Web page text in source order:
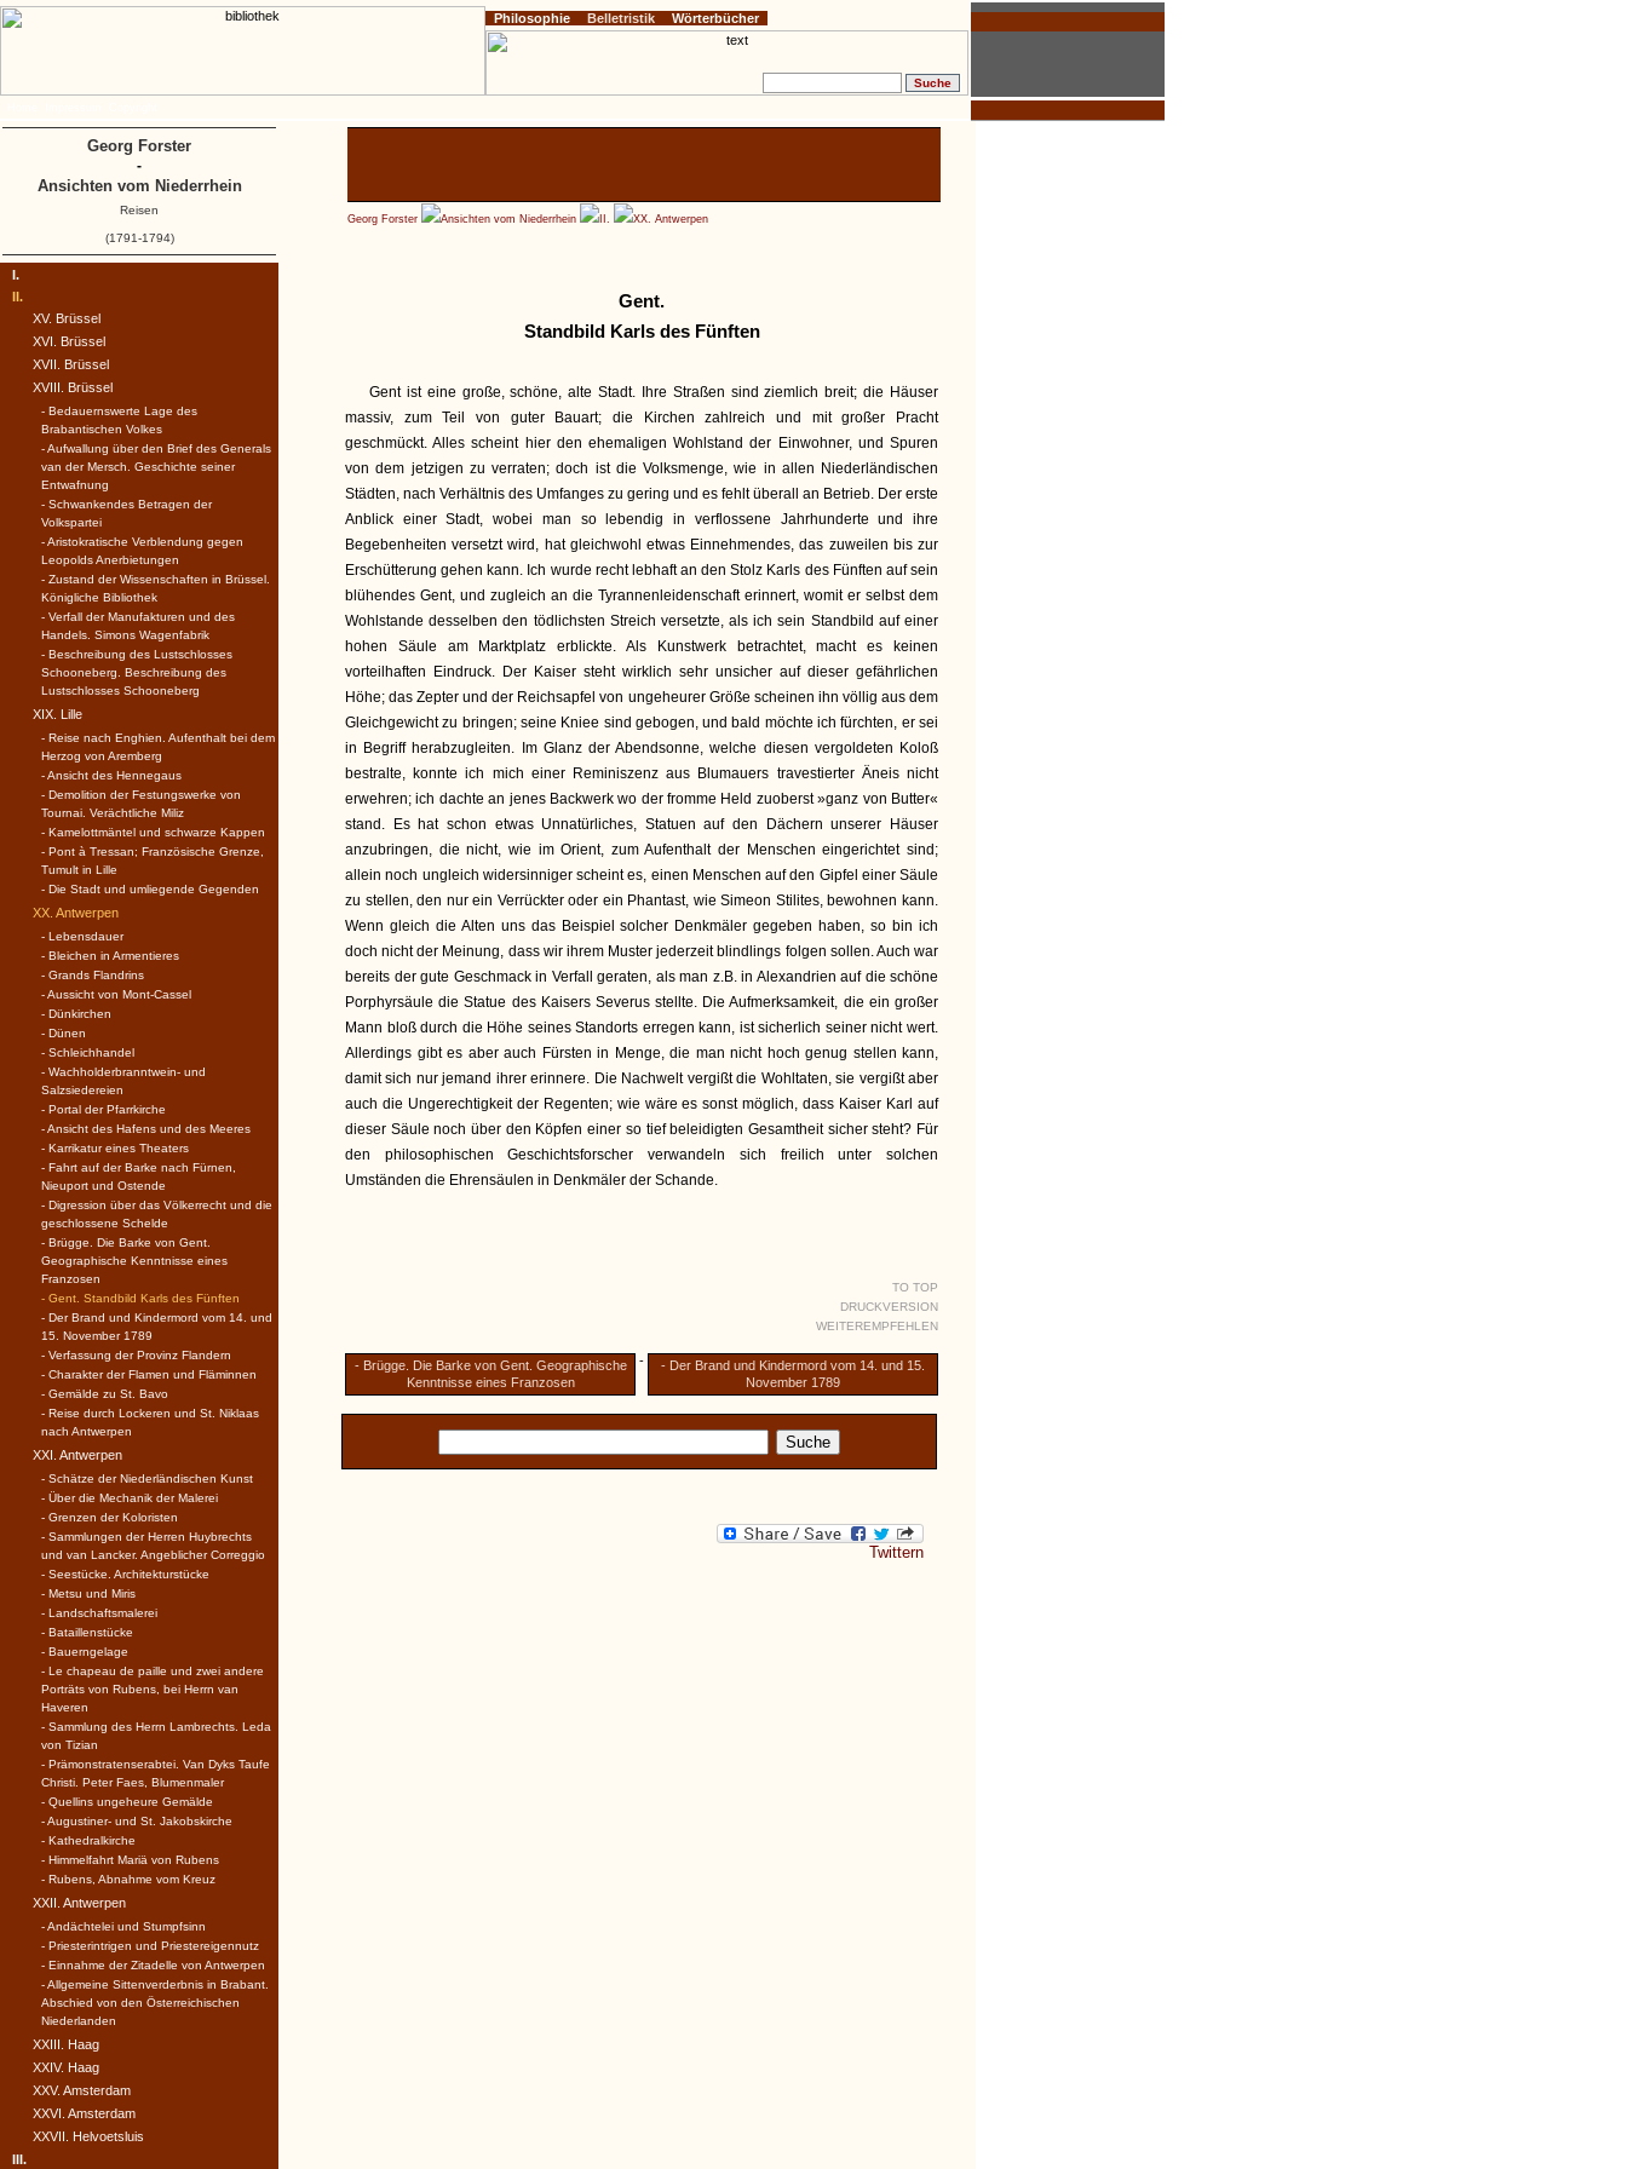
Georg Forster Ansichten vom Niederrhein II. XX. Antwerpen
Gent.
Standbild Karls des Fünften
Gent ist eine große, schöne, alte Stadt. Ihre Straßen sind ziemlich breit; die Häuser
massiv, zum Teil von guter Bauart; die Kirchen zahlreich und mit großer Pracht
geschmückt. Alles scheint hier den ehemaligen Wohlstand der Einwohner, und Spuren
von dem jetzigen zu verraten; doch ist die Volksmenge, wie in allen Niederländischen
Städten, nach Verhältnis des Umfanges zu gering und es fehlt überall an Betrieb. Der erste
Anblick einer Stadt, wobei man so lebendig in verflossene Jahrhunderte und ihre
Begebenheiten versetzt wird, hat gleichwohl etwas Einnehmendes, das zuweilen bis zur
Erschütterung gehen kann. Ich wurde recht lebhaft an den Stolz Karls des Fünften auf sein
blühendes Gent, und zugleich an die Tyrannenleidenschaft erinnert, womit er selbst dem
Wohlstande desselben den tödlichsten Streich versetzte, als ich sein Standbild auf einer
hohen Säule am Marktplatz erblickte. Als Kunstwerk betrachtet, macht es keinen
vorteilhaften Eindruck. Der Kaiser steht wirklich sehr unsicher auf dieser gefährlichen
Höhe; das Zepter und der Reichsapfel von ungeheurer Größe scheinen ihn völlig aus dem
Gleichgewicht zu bringen; seine Kniee sind gebogen, und bald möchte ich fürchten, er sei
in Begriff herabzugleiten. Im Glanz der Abendsonne, welche diesen vergoldeten Koloß
bestralte, konnte ich mich einer Reminiszenz aus Blumauers travestierter Äneis nicht
erwehren; ich dachte an jenes Backwerk wo der fromme Held zuoberst »ganz von Butter«
stand. Es hat schon etwas Unnatürliches, Statuen auf den Dächern unserer Häuser
anzubringen, die nicht, wie im Orient, zum Aufenthalt der Menschen eingerichtet sind;
allein noch ungleich widersinniger scheint es, einen Menschen auf den Gipfel einer Säule
zu stellen, den nur ein Verrückter oder ein Phantast, wie Simeon Stilites, bewohnen kann.
Wenn gleich die Alten uns das Beispiel solcher Denkmäler gegeben haben, so bin ich
doch nicht der Meinung, dass wir ihrem Muster jederzeit blindlings folgen sollen. Auch war
bereits der gute Geschmack in Verfall geraten, als man z.B. in Alexandrien auf die schöne
Porphyrsäule die Statue des Kaisers Severus stellte. Die Aufmerksamkeit, die ein großer
Mann bloß durch die Höhe seines Standorts erregen kann, ist sicherlich seiner nicht wert.
Allerdings gibt es aber auch Fürsten in Menge, die man nicht hoch genug stellen kann,
damit sich nur jemand ihrer erinnere. Die Nachwelt vergißt die Wohltaten, sie vergißt aber
auch die Ungerechtigkeit der Regenten; wie wäre es sonst möglich, dass Kaiser Karl auf
dieser Säule noch über den Köpfen einer so tief beleidigten Gesamtheit sicher steht? Für
den philosophischen Geschichtsforscher verwandeln sich freilich unter solchen
Umständen die Ehrensäulen in Denkmäler der Schande.
TO TOP
DRUCKVERSION
WEITEREMPFEHLEN
- Brügge. Die Barke von Gent. Geographische
Kenntnisse eines Franzosen
-
- Der Brand und Kindermord vom 14. und 15.
November 1789
Twittern
I.
II.
XV. Brüssel
XVI. Brüssel
XVII. Brüssel
XVIII. Brüssel
- Bedauernswerte Lage des
Brabantischen Volkes
- Aufwallung über den Brief des Generals
van der Mersch. Geschichte seiner
Entwafnung
- Schwankendes Betragen der
Volkspartei
- Aristokratische Verblendung gegen
Leopolds Anerbietungen
- Zustand der Wissenschaften in Brüssel.
Königliche Bibliothek
- Verfall der Manufakturen und des
Handels. Simons Wagenfabrik
- Beschreibung des Lustschlosses
Schooneberg. Beschreibung des
Lustschlosses Schooneberg
XIX. Lille
- Reise nach Enghien. Aufenthalt bei dem
Herzog von Aremberg
- Ansicht des Hennegaus
- Demolition der Festungswerke von
Tournai. Verächtliche Miliz
- Kamelottmäntel und schwarze Kappen
- Pont à Tressan; Französische Grenze,
Tumult in Lille
- Die Stadt und umliegende Gegenden
XX. Antwerpen
- Lebensdauer
- Bleichen in Armentieres
- Grands Flandrins
- Aussicht von Mont-Cassel
- Dünkirchen
- Dünen
- Schleichhandel
- Wachholderbranntwein- und
Salzsiedereien
- Portal der Pfarrkirche
- Ansicht des Hafens und des Meeres
- Karrikatur eines Theaters
- Fahrt auf der Barke nach Fürnen,
Nieuport und Ostende
- Digression über das Völkerrecht und die
geschlossene Schelde
- Brügge. Die Barke von Gent.
Geographische Kenntnisse eines
Franzosen
- Gent. Standbild Karls des Fünften
- Der Brand und Kindermord vom 14. und
15. November 1789
- Verfassung der Provinz Flandern
- Charakter der Flamen und Fläminnen
- Gemälde zu St. Bavo
- Reise durch Lockeren und St. Niklaas
nach Antwerpen
XXI. Antwerpen
- Schätze der Niederländischen Kunst
- Über die Mechanik der Malerei
- Grenzen der Koloristen
- Sammlungen der Herren Huybrechts
und van Lancker. Angeblicher Correggio
- Seestücke. Architekturstücke
- Metsu und Miris
- Landschaftsmalerei
- Bataillenstücke
- Bauerngelage
- Le chapeau de paille und zwei andere
Porträts von Rubens, bei Herrn van
Haveren
- Sammlung des Herrn Lambrechts. Leda
von Tizian
- Prämonstratenserabtei. Van Dyks Taufe
Christi. Peter Faes, Blumenmaler
- Quellins ungeheure Gemälde
- Augustiner- und St. Jakobskirche
- Kathedralkirche
- Himmelfahrt Mariä von Rubens
- Rubens, Abnahme vom Kreuz
XXII. Antwerpen
- Andächtelei und Stumpfsinn
- Priesterintrigen und Priestereigennutz
- Einnahme der Zitadelle von Antwerpen
- Allgemeine Sittenverderbnis in Brabant.
Abschied von den Österreichischen
Niederlanden
XXIII. Haag
XXIV. Haag
XXV. Amsterdam
XXVI. Amsterdam
XXVII. Helvoetsluis
III.
Philosophie Belletristik Wörterbücher
Georg Forster
-
Ansichten vom Niederrhein
Reisen
(1791-1794)